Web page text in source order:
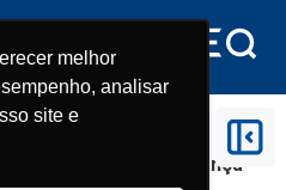
melhor
analisar
site e
melhor
analisar
site e
de vagas ociosas em
Sisu 2026 após mudança